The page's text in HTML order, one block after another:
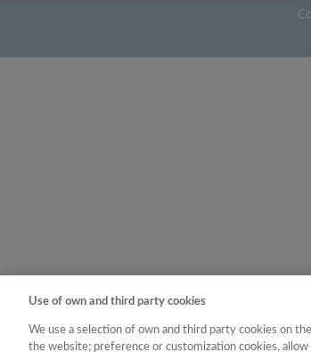
Use of own and third party cookies
We use a selection of own and third party cookies on
the website; preference or customization cookies,